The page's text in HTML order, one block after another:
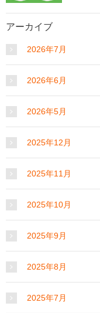
アーカイブ
2026年7月
2026年6月
2026年5月
2025年12月
2025年11月
2025年10月
2025年9月
2025年8月
2025年7月